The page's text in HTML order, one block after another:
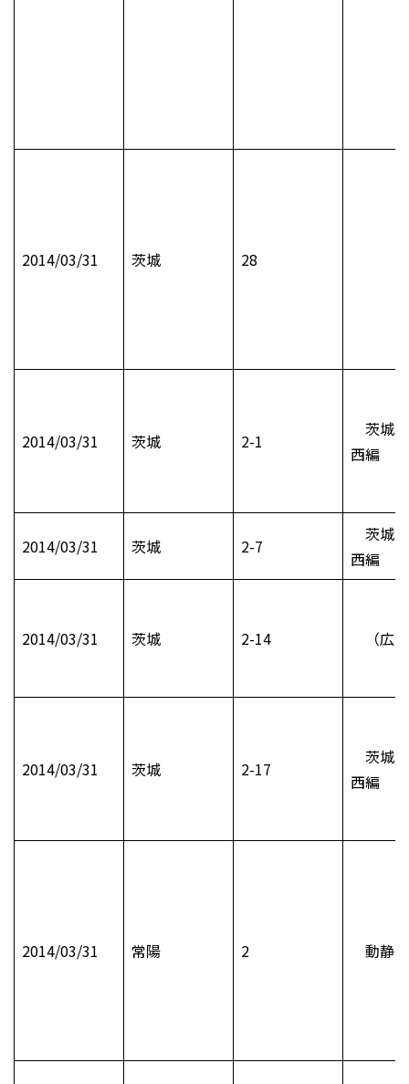
2014/03/31 茨城 28
2014/03/31 茨城 2-1
茨城
西編
2014/03/31 茨城 2-7
茨城
西編
2014/03/31 茨城 2-14 （広
2014/03/31 茨城 2-17
茨城
西編
2014/03/31 常陽 2 動静